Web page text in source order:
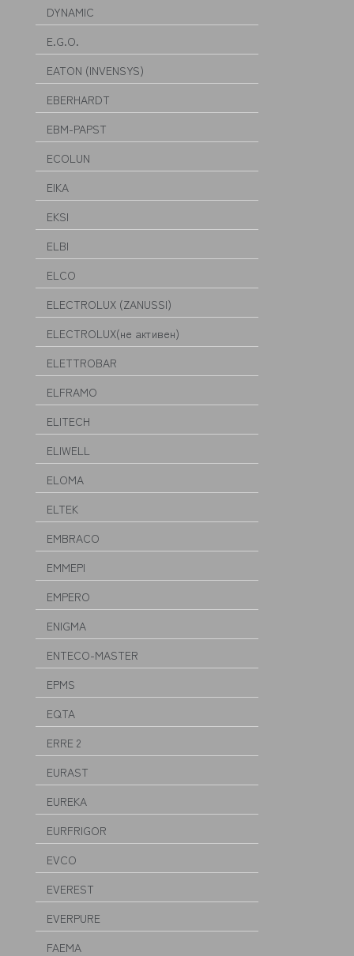
DYNAMIC
E.G.O.
EATON (INVENSYS)
EBERHARDT
EBM-PAPST
ECOLUN
EIKA
EKSI
ELBI
ELCO
ELECTROLUX (ZANUSSI)
ELECTROLUX(не активен)
ELETTROBAR
ELFRAMO
ELITECH
ELIWELL
ELOMA
ELTEK
EMBRACO
EMMEPI
EMPERO
ENIGMA
ENTECO-MASTER
EPMS
EQTA
ERRE 2
EURAST
EUREKA
EURFRIGOR
EVCO
EVEREST
EVERPURE
FAEMA